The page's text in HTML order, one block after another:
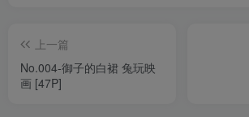
上一篇
No.004-御子的白裙 兔玩映
画 [47P]